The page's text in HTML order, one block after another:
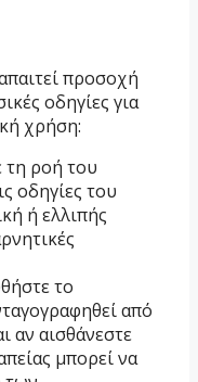
προσοχή
οδηγίες για
χρήση:
τη ροή του
οδηγίες του
ή ελλιπής
το
από
αν αισθάνεστε
μπορεί να